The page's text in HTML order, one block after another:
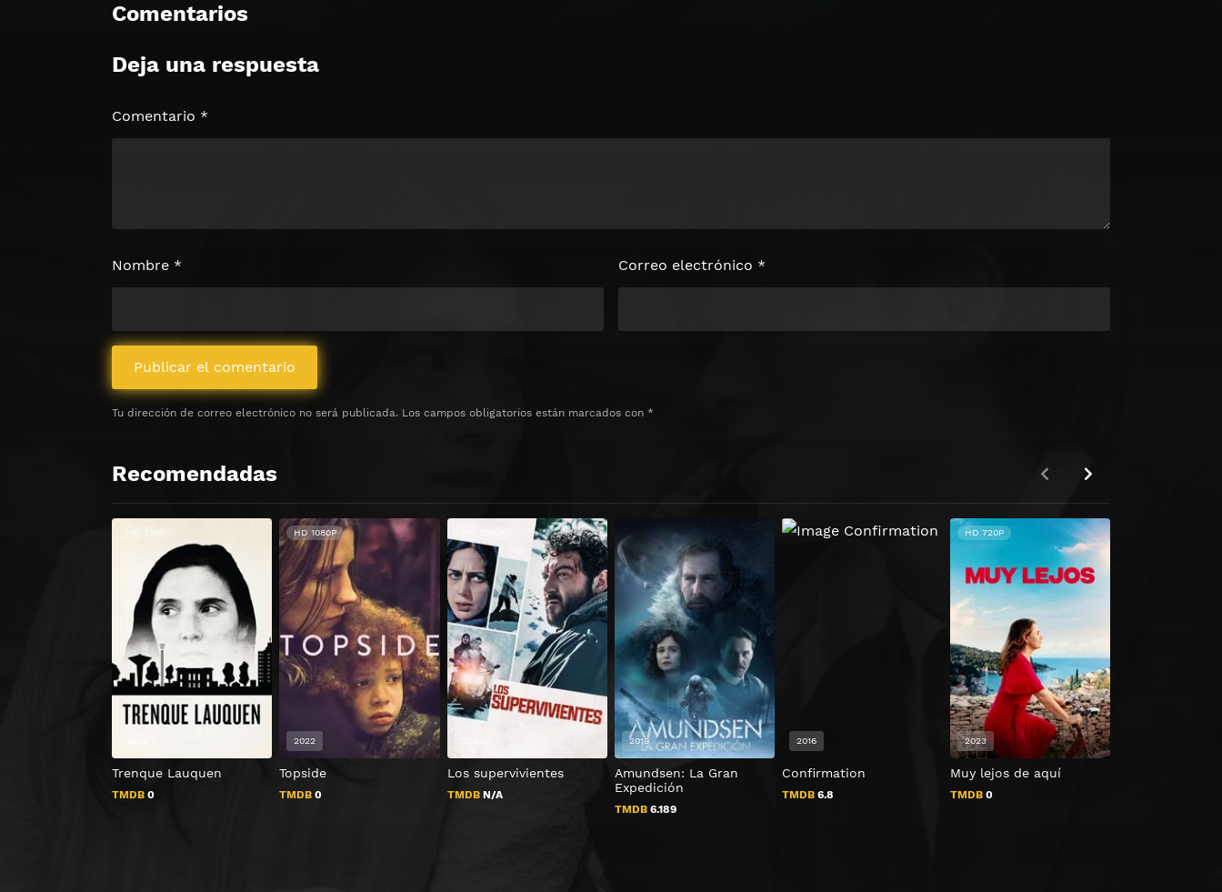
🔒 Acceso Requerido
Comentarios
Deja una respuesta
Tu dirección de correo electrónico no será publicada. Los campos obligatorios están marcados con *
Comentario *
Nombre * Correo electrónico *
Recomendadas
Trenque Lauquen
TMDB 0
HD 720P
Topside
TMDB 0
HD 1080P
2022
Los supervivientes
TMDBN/A
Amundsen: La Gran
Expedición
TMDB6.189
2019
Confirmation
TMDB 6.8
2016
Muy lejos de aquí
TMDB0
HD 720P
2023